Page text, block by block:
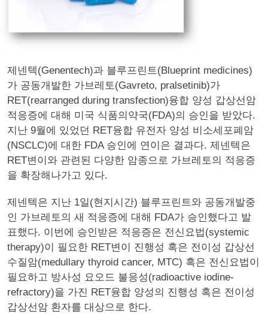
제넨텍(Genentech)과 블루프린트(Blueprint medicines)
가 공동개발한 가브레토(Gavreto, pralsetinib)가
RET(rearranged during transfection)융합 양성 갑상선암
적응증에 대해 미국 식품의약국(FDA)의 승인을 받았다.
지난 9월에 있었던 RET융합 유전자 양성 비소세포폐암
(NSCLC)에 대한 FDA 승인에 연이은 결과다. 제넨텍은
RET변이와 관련된 다양한 암종으로 가브레토의 적응증
을 확장해나가고 있다.
제넨텍은 지난 1일(현지시간) 블루프린트와 공동개발중
인 가브레토의 새 적응증에 대해 FDA가 승인했다고 발
표했다. 이번에 승인받은 적응증은 전신요법(systemic
therapy)이 필요한 RET변이 진행성 혹은 전이성 갑상선
수질암(medullary thyroid cancer, MTC) 혹은 전신요법이
필요하고 방사성 요오드 불응성(radioactive iodine-
refractory)을 가진 RET융합 양성의 진행성 혹은 전이성
갑상선암 환자를 대상으로 한다.